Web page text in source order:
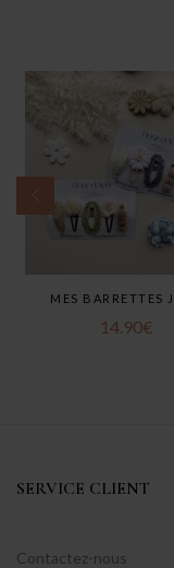
MES BARRETTES
14.90€
SERVICE CLIENT
Contactez-nous